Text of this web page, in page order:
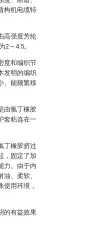
构机电缆特
高强度芳纶
2～4.5。
度和编织节
发明的编织
、能频繁移
由氯丁橡胶
套粘连在一
丁橡胶挤过
，固定了加
力。由于内
、柔软、
使用环境，
的有益效果